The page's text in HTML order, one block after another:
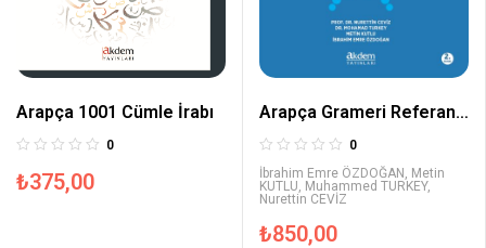
Arapça 1001 Cümle İrabı
0
₺375,00
Arapça Grameri Referans
Kitabı
0
İbrahim Emre ÖZDOĞAN Metin
KUTLU Muhammed TURKEY,
Nurettin CEVİZ
₺850,00